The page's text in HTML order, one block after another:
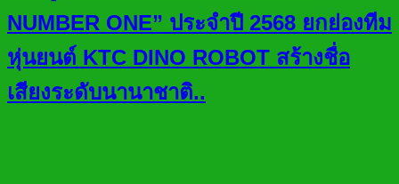
NUMBER ONE” ประจำปี 2568 ยกย่องทีม
หุ่นยนต์ KTC DINO ROBOT สร้างชื่อ
เสียงระดับนานาชาติ..